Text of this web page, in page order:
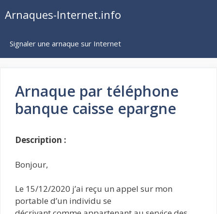
auArnaques-Internet.info
Signaler une arnaque sur Internet
Arnaque par téléphone
banque caisse epargne
Description :
Bonjour,
Le 15/12/2020 j’ai reçu un appel sur mon
portable d’un individu se